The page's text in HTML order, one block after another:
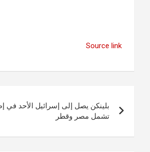
Source link
المقالات
بلينكن يصل إلى إسرائيل الأحد في
تشمل مصر وقطر